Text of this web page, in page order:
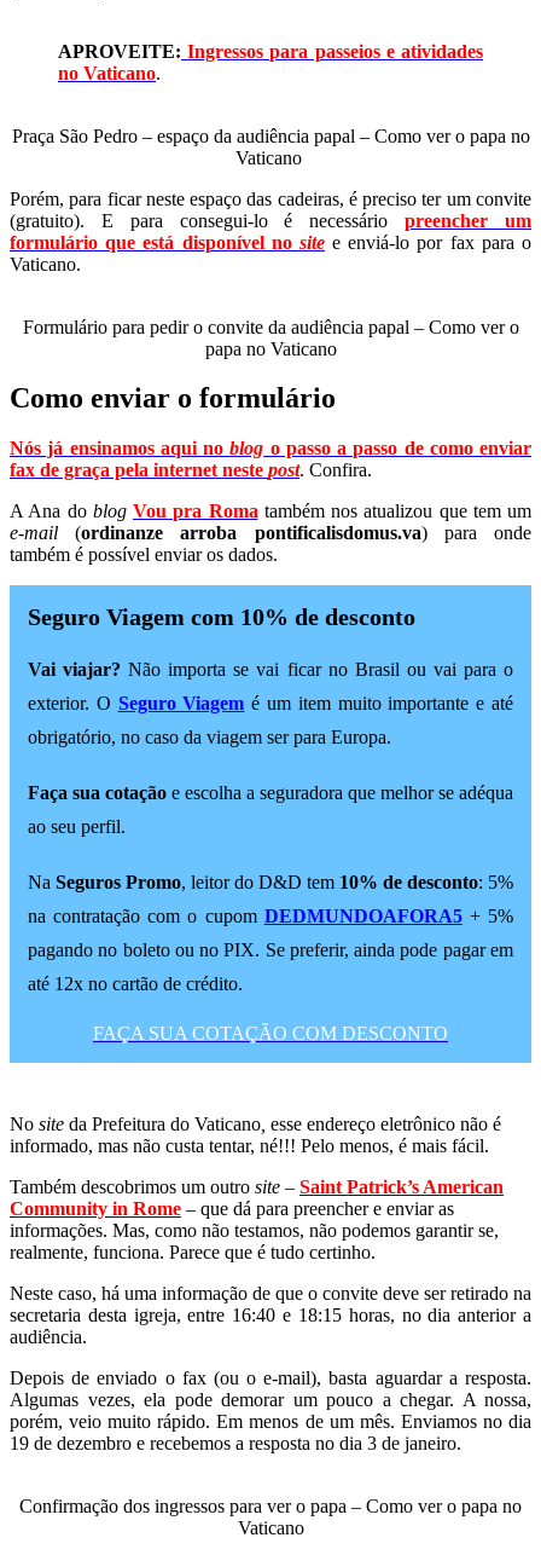
APROVEITE: Ingressos para passeios e atividades
no Vaticano.
Praça São Pedro – espaço da audiência papal – Como ver o papa no
Vaticano
Porém, para ficar neste espaço das cadeiras, é preciso ter um convite
(gratuito). E para consegui-lo é necessáriopreencher um
formulário que está disponível no site e enviá-lo por fax para o
Vaticano.
Formulário para pedir o convite da audiência papal – Como ver o
papa no Vaticano
Como enviar o formulário
Nós já ensinamos aqui noblog o passo a passo de como enviar
fax de graça pela internet neste post. Confira.
A Ana do blog Vou pra Roma também nos atualizou que tem um
e-mail (ordinanze arroba pontificalisdomus.va) para onde
também é possível enviar os dados.
Seguro Viagem com 10% de desconto
Vai viajar? Não importa se vai ficar no Brasil ou vai para o
exterior. O Seguro Viagem é um item muito importante e até
obrigatório, no caso da viagem ser para Europa.
Faça sua cotação e escolha a seguradora que melhor se adéqua
ao seu perfil.
Na Seguros Promo, leitor do D&D tem 10% de desconto: 5%
na contratação com o cupom DEDMUNDOAFORA5+ 5%
pagando no boleto ou no PIX. Se preferir, ainda pode pagar em
até 12x no cartão de crédito.
FAÇA SUA COTAÇÃO COM DESCONTO
No site da Prefeitura do Vaticano esse endereço eletrônico não é
informado, mas não custa tentar, né!!! Pelo menos, é mais fácil.
Também descobrimos um outro site – Saint Patrick’s American
Community in Rome – que dá para preencher e enviar as
informações. Mas, como não testamos, não podemos garantir se,
realmente, funciona. Parece que é tudo certinho.
Neste caso, há uma informação de que o convite deve ser retirado na
secretaria desta igreja, entre 16:40 e 18:15 horas, no dia anterior a
audiência.
Depois de enviado o fax (ou o e-mail), basta aguardar a resposta.
Algumas vezes, ela pode demorar um pouco a chegar. A nossa,
porém, veio muito rápido. Em menos de um mês. Enviamos no dia
19 de dezembro e recebemos a resposta no dia 3 de janeiro.
Confirmação dos ingressos para ver o papa – Como ver o papa no
Vaticano